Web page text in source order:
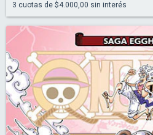
3 cuotas de $4.000,00 sin interés